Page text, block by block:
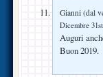
Gianni (dal
Dicembre
Auguri
Buon 2019.